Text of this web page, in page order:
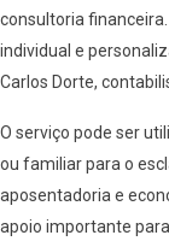
consultoria
individual e
Carlos Dorte,
O serviço pode ser
ou familiar para o
aposentadoria e
apoio importante